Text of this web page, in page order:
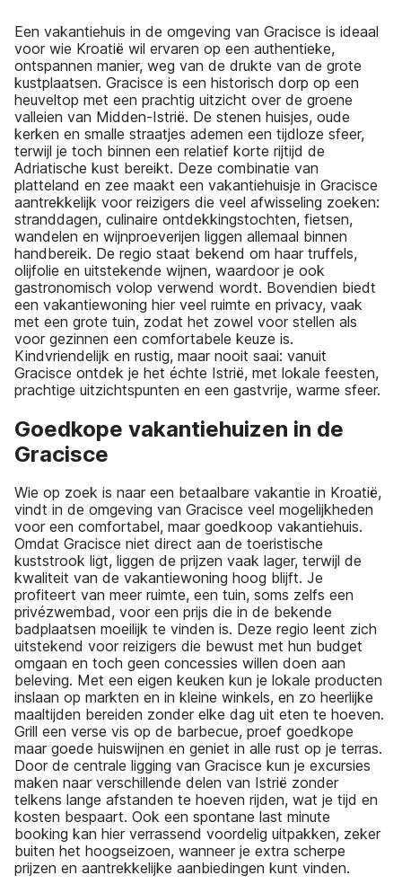
Een vakantiehuis in de omgeving van Gracisce is ideaal
voor wie Kroatië wil ervaren op een authentieke,
ontspannen manier, weg van de drukte van de grote
kustplaatsen. Gracisce is een historisch dorp op een
heuveltop met een prachtig uitzicht over de groene
valleien van Midden-Istrië. De stenen huisjes, oude
kerken en smalle straatjes ademen een tijdloze sfeer,
terwijl je toch binnen een relatief korte rijtijd de
Adriatische kust bereikt. Deze combinatie van
platteland en zee maakt een vakantiehuisje in Gracisce
aantrekkelijk voor reizigers die veel afwisseling zoeken:
stranddagen, culinaire ontdekkingstochten, fietsen,
wandelen en wijnproeverijen liggen allemaal binnen
handbereik. De regio staat bekend om haar truffels,
olijfolie en uitstekende wijnen, waardoor je ook
gastronomisch volop verwend wordt. Bovendien biedt
een vakantiewoning hier veel ruimte en privacy, vaak
met een grote tuin, zodat het zowel voor stellen als
voor gezinnen een comfortabele keuze is.
Kindvriendelijk en rustig, maar nooit saai: vanuit
Gracisce ontdek je het échte Istrië, met lokale feesten,
prachtige uitzichtspunten en een gastvrije, warme sfeer.
Goedkope vakantiehuizen in de
Gracisce
Wie op zoek is naar een betaalbare vakantie in Kroatië,
vindt in de omgeving van Gracisce veel mogelijkheden
voor een comfortabel, maar goedkoop vakantiehuis.
Omdat Gracisce niet direct aan de toeristische
kuststrook ligt, liggen de prijzen vaak lager, terwijl de
kwaliteit van de vakantiewoning hoog blijft. Je
profiteert van meer ruimte, een tuin, soms zelfs een
privézwembad, voor een prijs die in de bekende
badplaatsen moeilijk te vinden is. Deze regio leent zich
uitstekend voor reizigers die bewust met hun budget
omgaan en toch geen concessies willen doen aan
beleving. Met een eigen keuken kun je lokale producten
inslaan op markten en in kleine winkels, en zo heerlijke
maaltijden bereiden zonder elke dag uit eten te hoeven.
Grill een verse vis op de barbecue, proef goedkope
maar goede huiswijnen en geniet in alle rust op je terras.
Door de centrale ligging van Gracisce kun je excursies
maken naar verschillende delen van Istrië zonder
telkens lange afstanden te hoeven rijden, wat je tijd en
kosten bespaart. Ook een spontane last minute
booking kan hier verrassend voordelig uitpakken, zeker
buiten het hoogseizoen, wanneer je extra scherpe
prijzen en aantrekkelijke aanbiedingen kunt vinden.